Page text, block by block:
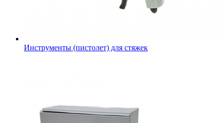
Инструменты (пистолет) для стяжек